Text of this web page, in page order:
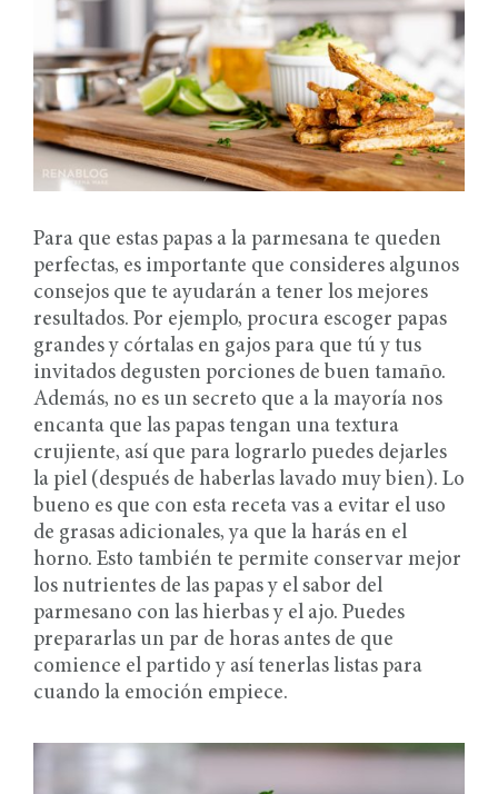
Para que estas papas a la parmesana te queden
perfectas, es importante que consideres algunos
consejos que te ayudarán a tener los mejores
resultados. Por ejemplo, procura escoger papas
grandes y córtalas en gajos para que tú y tus
invitados degusten porciones de buen tamaño.
Además, no es un secreto que a la mayoría nos
encanta que las papas tengan una textura
crujiente, así que para lograrlo puedes dejarles
la piel (después de haberlas lavado muy bien). Lo
bueno es que con esta receta vas a evitar el uso
de grasas adicionales, ya que la harás en el
horno. Esto también te permite conservar mejor
los nutrientes de las papas y el sabor del
parmesano con las hierbas y el ajo. Puedes
prepararlas un par de horas antes de que
comience el partido y así tenerlas listas para
cuando la emoción empiece.